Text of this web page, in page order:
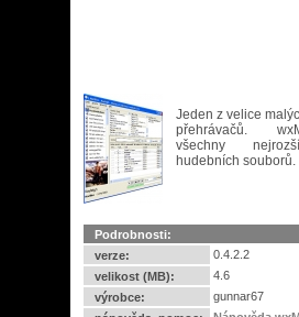
Jeden z velice
přehrávačů.
všechny
hudebních souborů.
Podrobnosti:
verze:
0.4.2.2
velikost (MB):
4.6
výrobce:
gunnar67